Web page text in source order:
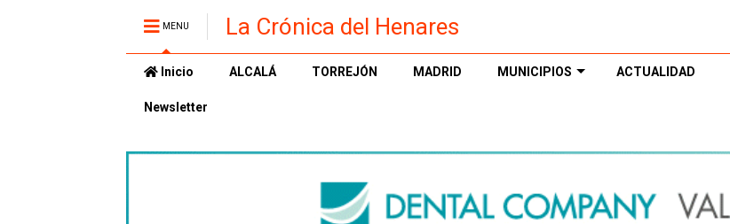
MENU La Crónica del Henares
Inicio ALCALÁ TORREJÓN MADRID MUNICIPIOS ACTUALIDAD
Newsletter